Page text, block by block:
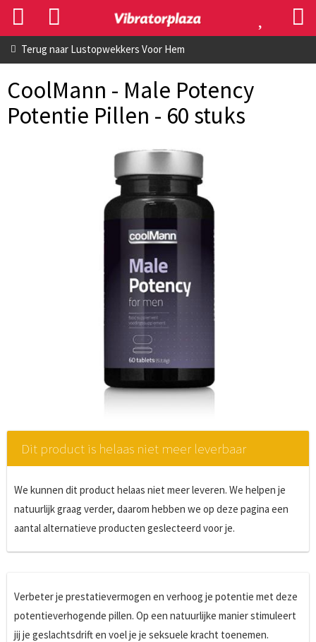
Terug naar Lustopwekkers Voor Hem
CoolMann - Male Potency
Potentie Pillen - 60 stuks
Dit product is helaas niet meer leverbaar
We kunnen dit product helaas niet meer leveren. We helpen je
natuurlijk graag verder, daarom hebben we op deze pagina een
aantal alternatieve producten geslecteerd voor je.
Verbeter je prestatievermogen en verhoog je potentie met deze
potentieverhogende pillen. Op een natuurlijke manier stimuleert
jij je geslachtsdrift en voel je je seksuele kracht toenemen.